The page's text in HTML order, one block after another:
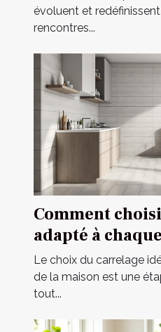
évoluent et
rencontres...
Comment
adapté à
votre maison ?
Le choix du carrelage
de la maison est une
tout...